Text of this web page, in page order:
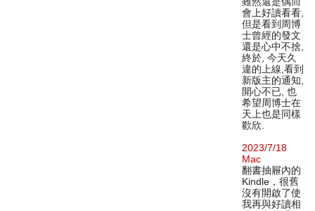
會上好讀看看,
但是看到周博
士曾經的發文
還是心中不捨,
終於, 今天久
違的上線,看到
新版主的通知,
開心不已, 也
希望周博士在
天上也是同樣
歡欣.
2023/7/18
Mac
翻書抽屜內的
Kindle，很舊
沒有開啟了使
我再與好讀相